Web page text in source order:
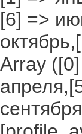
[6] =>
Array